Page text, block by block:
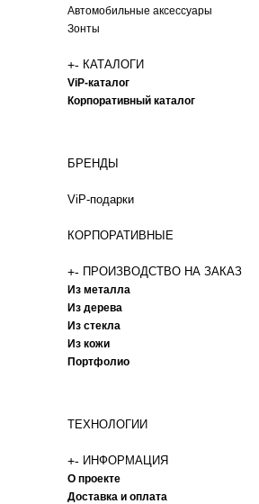
Автомобильные аксессуары
Зонты
+- КАТАЛОГИ
ViP-каталог
Корпоративный каталог
БРЕНДЫ
ViP-подарки
КОРПОРАТИВНЫЕ
+- ПРОИЗВОДСТВО НА ЗАКАЗ
Из металла
Из дерева
Из стекла
Из кожи
Портфолио
ТЕХНОЛОГИИ
+- ИНФОРМАЦИЯ
О проекте
Доставка и оплата